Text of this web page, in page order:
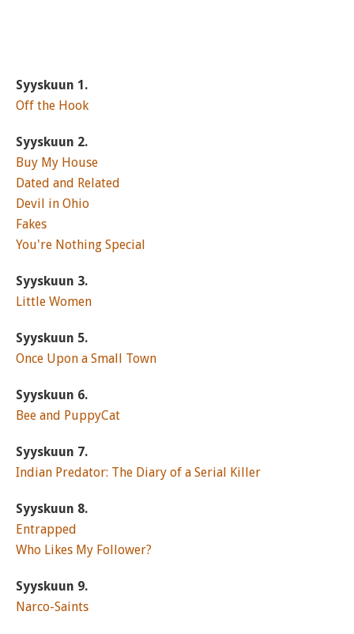
Syyskuun 1.
Off the Hook
Syyskuun 2.
Buy My House
Dated and Related
Devil in Ohio
Fakes
You're Nothing Special
Syyskuun 3.
Little Women
Syyskuun 5.
Once Upon a Small Town
Syyskuun 6.
Bee and PuppyCat
Syyskuun 7.
Indian Predator: The Diary of a Serial Killer
Syyskuun 8.
Entrapped
Who Likes My Follower?
Syyskuun 9.
Narco-Saints